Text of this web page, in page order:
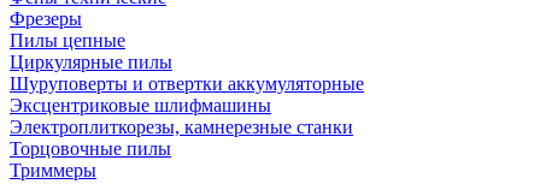
Фрезеры
Пилы цепные
Циркулярные пилы
Шуруповерты и отвертки аккумуляторные
Эксцентриковые шлифмашины
Электроплиткорезы, камнерезные станки
Торцовочные пилы
Триммеры